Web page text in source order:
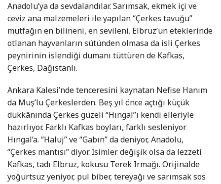
Anadolu’ya da sevdalandılar. Sarımsak, ekmek içi ve
ceviz ana malzemeleri ile yapılan “Çerkes tavuğu”
mutfağın en bilineni, en sevileni. Elbruz’un eteklerinde
otlanan hayvanların sütünden olmasa da isli Çerkes
peynirinin islendiği dumanı tüttüren de Kafkas,
Çerkes, Dağıstanlı.
Ankara Kalesi’nde tenceresini kaynatan Nefise Hanım
da Muş’lu Çerkeslerden. Beş yıl önce açtığı küçük
dükkânında Çerkes güzeli “Hıngal”ı kendi elleriyle
hazırlıyor. Farklı Kafkas boyları, farklı sesleniyor
Hıngal’a. “Haluj” ve “Gabın” da deniyor, Anadolu,
“Çerkes mantısı” diyor. İsimler değişik olsa da lezzeti
Kafkas, tadı Elbruz, kokusu Terek Irmağı. Orijinalde
yoğurtsuz yeniyor, pul biber, tereyağı ve sarımsak sos